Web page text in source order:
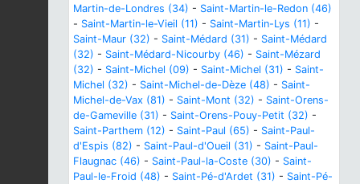
Martin-de-Londres (34) - Saint-Martin-le-Redon (46)
- Saint-Martin-le-Vieil (11) - Saint-Martin-Lys (11) -
Saint-Maur (32) - Saint-Médard (31) - Saint-Médard
(32) - Saint-Médard-Nicourby (46) - Saint-Mézard
(32) - Saint-Michel (09) - Saint-Michel (31) - Saint-
Michel (32) - Saint-Michel-de-Dèze (48) - Saint-
Michel-de-Vax (81) - Saint-Mont (32) - Saint-Orens-
de-Gameville (31) - Saint-Orens-Pouy-Petit (32) -
Saint-Parthem (12) - Saint-Paul (65) - Saint-Paul-
d'Espis (82) - Saint-Paul-d'Oueil (31) - Saint-Paul-
Flaugnac (46) - Saint-Paul-la-Coste (30) - Saint-
Paul-le-Froid (48) - Saint-Pé-d'Ardet (31) - Saint-Pé-